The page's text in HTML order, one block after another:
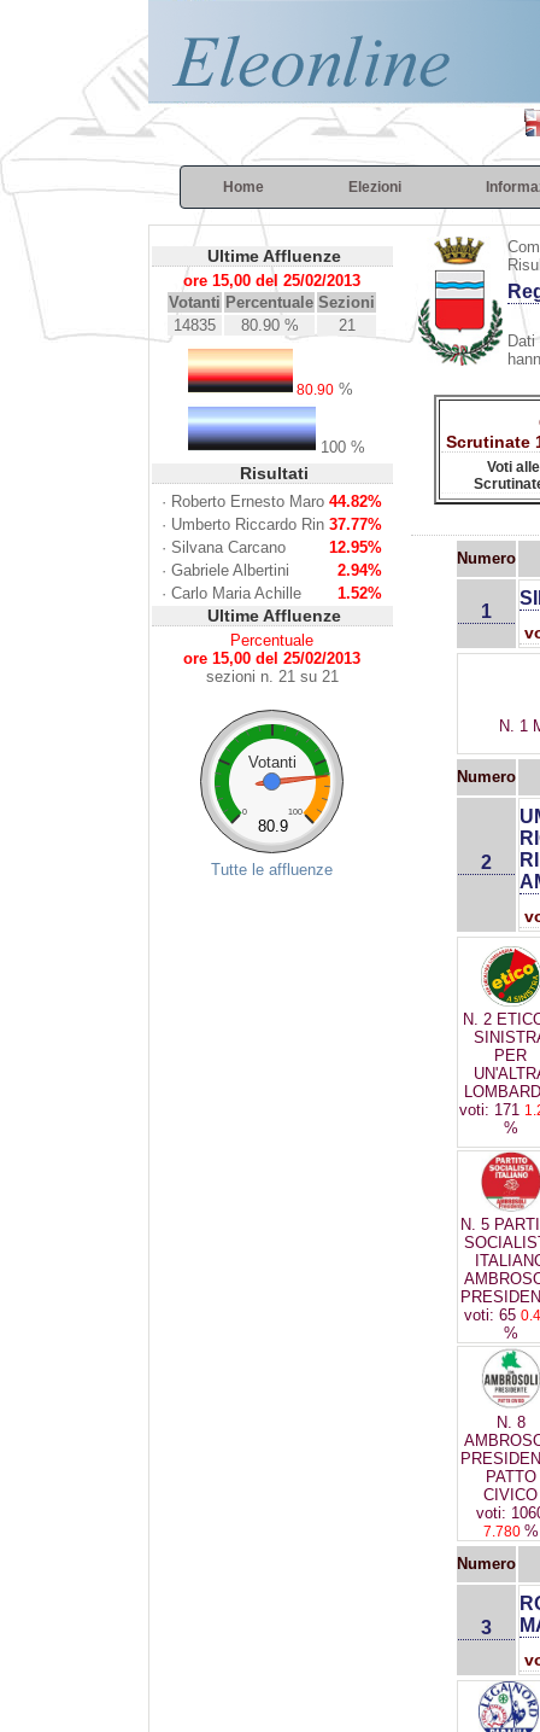
Home Elezioni
Ultime Affluenze
ore 15,00 del 25/02/2013
Votanti Percentuale Sezioni
14835
80.90 % 21
80.90%
100 %
Risultati
· Roberto Ernesto Maro 44.82%
· Umberto Riccardo Rin 37.77%
· Silvana Carcano
12.95%
· Gabriele Albertini
2.94%
· Carlo Maria Achille 1.52%
Ultime Affluenze
Percentuale
ore 15,00 del 25/02/2013
sezioni n. 21 su 21
Votanti
0 100
80.9
Tutte le affluenze
Scrutinate
Voti
Numero
1
N. 1
Numero
2
N. 2
PER
voti: 171
%
N. 5
voti: 65
%
N. 8
PATTO
CIVICO
voti:
7.780 %
Numero
3